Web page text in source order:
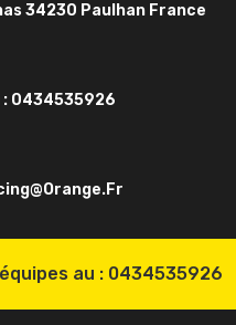
34230 Paulhan France
: 0434535926
au : 0434535926